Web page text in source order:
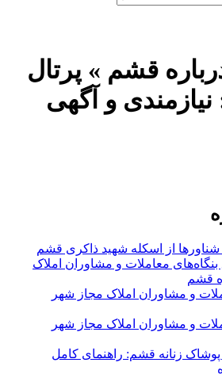
قشم » پرتال
و آگهی
از اسکله شهید ذاکری قشم
بنگاه‌های معاملات و مشاوران املاک
قشم
و مشاوران املاک مجاز شهر
و مشاوران املاک مجاز شهر
زنانه قشم: راهنمای کامل